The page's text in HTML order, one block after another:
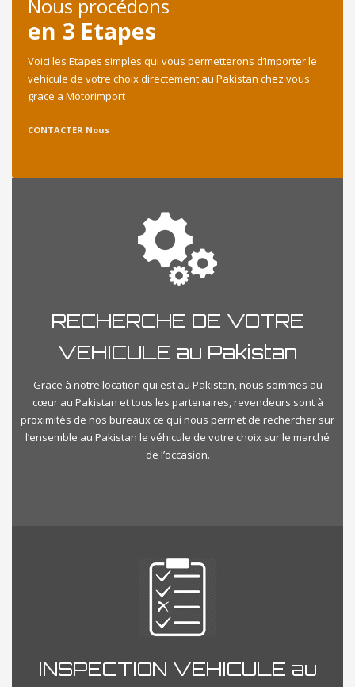
Nous procédons
en 3 Etapes
Voici les Etapes simples qui vous permetterons d’importer le
vehicule de votre choix directement au Pakistan chez vous
grace a Motorimport
CONTACTER Nous
RECHERCHE DE VOTRE
VEHICULE au Pakistan
Grace à notre location qui est au Pakistan, nous sommes au
cœur au Pakistan et tous les partenaires, revendeurs sont à
proximités de nos bureaux ce qui nous permet de rechercher sur
l’ensemble au Pakistan le véhicule de votre choix sur le marché
de l’occasion.
INSPECTION VEHICULE au